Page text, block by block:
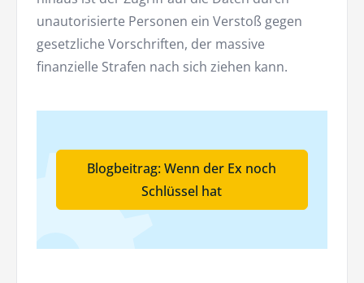
unautorisierte Personen ein Verstoß gegen
gesetzliche Vorschriften, der massive
finanzielle Strafen nach sich ziehen kann.
Blogbeitrag: Wenn der Ex noch
Schlüssel hat